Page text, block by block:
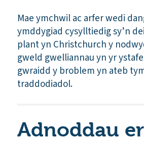
Mae ymchwil ac arfer wedi
ymddygiad cysylltiedig sy’n
plant yn Christchurch y
gweld gwelliannau yn yr
gwraidd y broblem yn ateb
traddodiadol.
Adnoddau